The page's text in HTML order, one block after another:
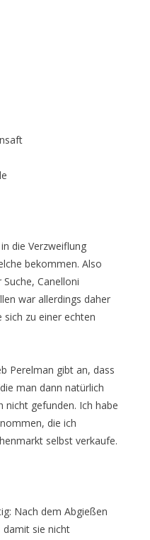
die Verzweiflung
bekommen. Also
Canelloni
war allerdings daher
zu einer echten
Perelman gibt an, dass
man dann natürlich
nicht gefunden. Ich habe
die ich
selbst verkaufe.
Nach dem Abgießen
sie nicht